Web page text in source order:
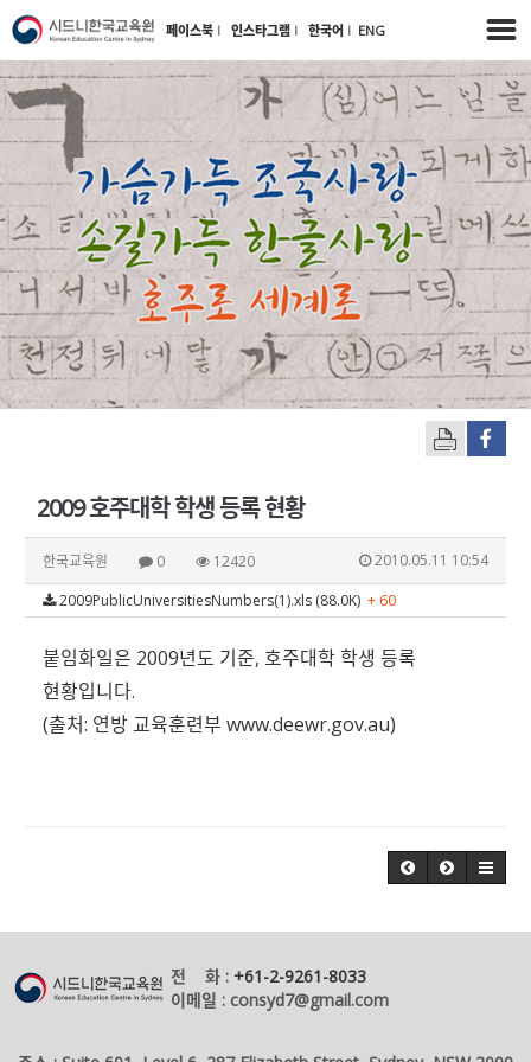
페이스북 l 인스타그램 l 한국어 l ENG
2009 호주대학 학생 등록 현황
한국교육원 0 12420
2010.05.11 10:54
2009PublicUniversitiesNumbers(1).xls (88.0K) + 60
붙임화일은 2009년도 기준, 호주대학 학생 등록
현황입니다.
(출처: 연방 교육훈련부 www.deewr.gov.au)
전 화 : +61-2-9261-8033
이메일 : consyd7@gmail.com